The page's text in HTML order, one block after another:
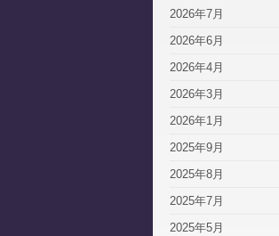
2026年7月
2026年6月
2026年4月
2026年3月
2026年1月
2025年9月
2025年8月
2025年7月
2025年5月